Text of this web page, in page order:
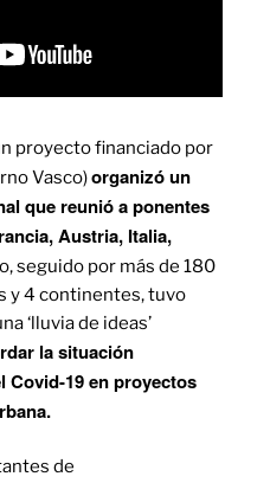
proyecto financiado por
Vasco)organizó un
que reunió a ponentes
Austria, Italia,
seguido por más de 180
y 4 continentes, tuvo
‘lluvia de ideas’
la situación
Covid-19 en proyectos
de